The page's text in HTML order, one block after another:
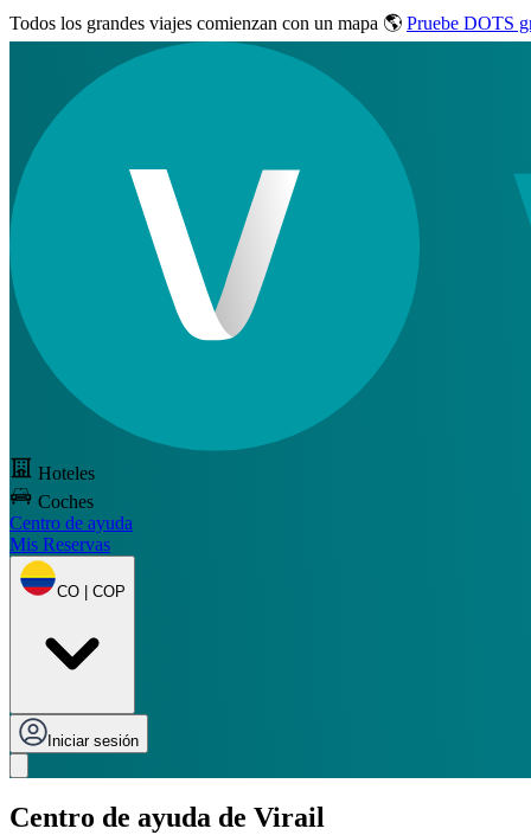
Todos los grandes viajes comienzan con un mapa 🌎 Pruebe DOTS
Hoteles
Coches
Centro de ayuda
Mis Reservas
CO | COP
Iniciar sesión
Centro de ayuda de Virail